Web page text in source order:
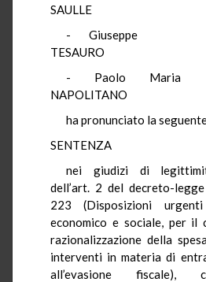
SAULLE
-
TESAURO
- Paolo
ha pronunciato la
SENTENZA
nei giudizi di
dell’art. 2 del decreto-
223 (Disposizioni
economico e sociale, per il
razionalizzazione della
interventi in materia di
all’evasione fiscale),